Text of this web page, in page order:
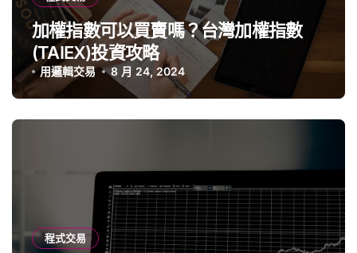
加權指數可以買賣嗎？台灣加權指數
(TAIEX)投資攻略
用邏輯交易 8 月 24, 2024
程式交易